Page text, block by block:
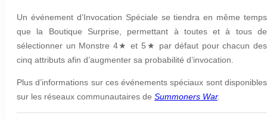
Un événement d’Invocation Spéciale se tiendra en même temps
que la Boutique Surprise, permettant à toutes et à tous de
sélectionner un Monstre 4★ et 5★ par défaut pour chacun des
cinq attributs afin d’augmenter sa probabilité d’invocation.
Plus d’informations sur ces événements spéciaux sont disponibles
sur les réseaux communautaires de Summoners War.